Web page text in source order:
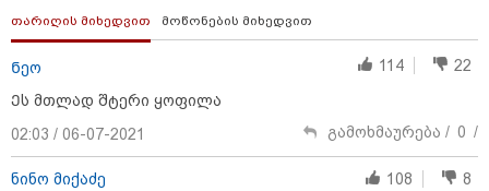
08:44 / 06-08-2026
თარიღის მიხედვით მოწონების მიხედვით
Ნეო 114
22
Ეს მთლად შტერი ყოფილა
02:03 / 06-07-2021
გამოხმაურება / 0 /
ნინო მიქაძე 108
8